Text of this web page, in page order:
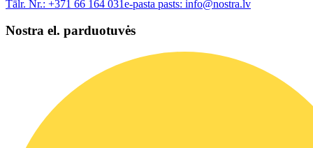
Tālr. Nr.: +371 66 164 031 e-pasta pasts: info@nostra.lv
Nostra el. parduotuvės